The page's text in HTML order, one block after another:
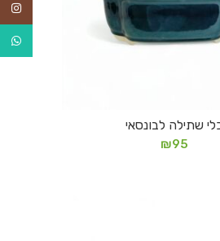
הוספה לסל
שתילה לבונסאי
₪95